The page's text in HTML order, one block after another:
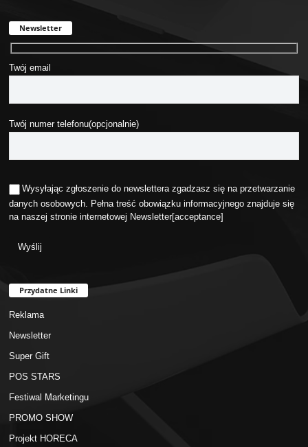
Newsletter
Twój email
Twój numer telefonu(opcjonalnie)
Wysyłając zgłoszenie do newslettera zgadzasz się na przetwarzanie
danych osobowych. Pełna treść obowiązku informacyjnego znajduje się
na naszej stronie internetowej Newsletter[acceptance]
Przydatne Linki
Reklama
Newsletter
Super Gift
POS STARS
Festiwal Marketingu
PROMO SHOW
Projekt HORECA